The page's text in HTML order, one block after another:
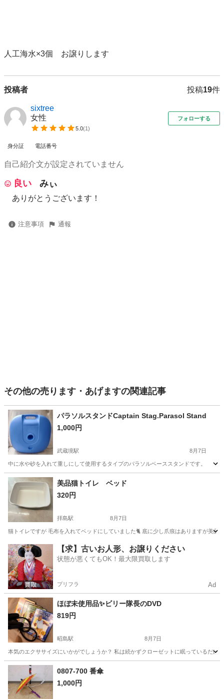
投稿者 投稿19件
sixtree
女性
5.0(1)
フォローする
身分証 電話番号
自己紹介文が設定されていません
良い みぃ
ありがとうございます！
注意事項 通報
その他の売ります・あげますの関連記事
パラソルスタンドCaptain Stag.Parasol Stand
1,000円
武蔵境駅 8月7日
中に水や砂を入れて重しにして使用するタイプのパラソルベーススタンドです。
東京 武蔵野市 武蔵境駅 その他
美品猫トイレ ベッド
320円
拝島駅 8月7日
猫トイレですが 毛布を入れてベッドにしていました🐈 底に少し爪痕はありますが美
東京 昭島市 拝島駅 その他
【求】古いお人形、お譲りください
状態が悪くてもOK！最大限買取します
プリフラ Ad
ほぼ未使用品✨ビリー隊長のDVD
819円
昭島駅 8月7日
本気のエクササイズにいかがでしょうか？ 私は続かずクローゼットに眠っているだけ
東京 昭島市 その他
0807-700 番傘
1,000円